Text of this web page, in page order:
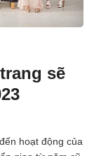
sẽ
hoạt động của